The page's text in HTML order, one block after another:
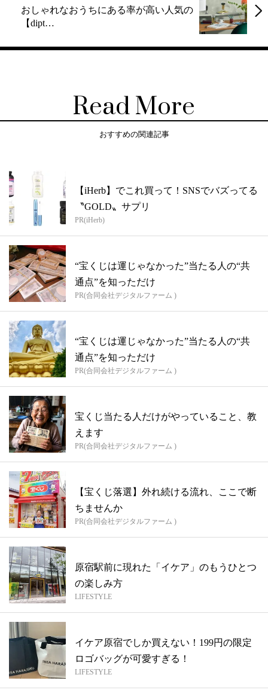
おしゃれなおうちにある率が高い人気の
【dipt…
Read More
おすすめの関連記事
【iHerb】でこれ買って！SNSでバズってる
〝GOLD〟サプリ
PR(iHerb)
“宝くじは運じゃなかった”当たる人の“共
通点”を知っただけ
PR(合同会社デジタルファーム )
“宝くじは運じゃなかった”当たる人の“共
通点”を知っただけ
PR(合同会社デジタルファーム )
宝くじ当たる人だけがやっていること、教
えます
PR(合同会社デジタルファーム )
【宝くじ落選】外れ続ける流れ、ここで断
ちませんか
PR(合同会社デジタルファーム )
原宿駅前に現れた「イケア」のもうひとつ
の楽しみ方
LIFESTYLE
イケア原宿でしか買えない！199円の限定
ロゴバッグが可愛すぎる！
LIFESTYLE